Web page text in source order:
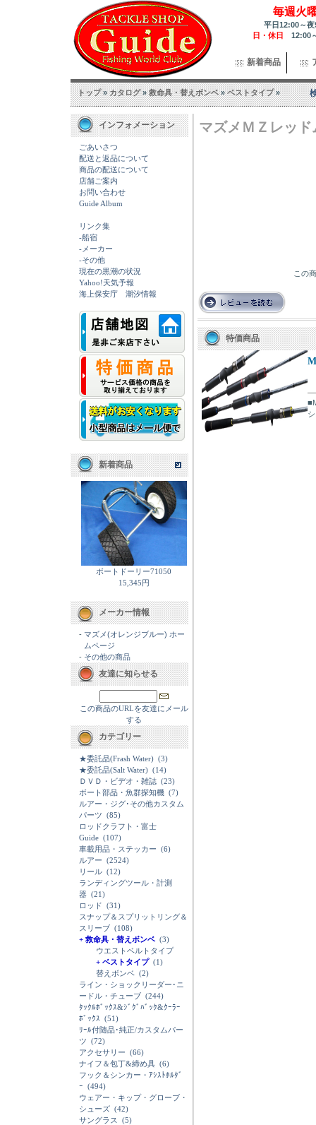
毎週火
平日12:00～
日・休日 12:00
新着商品
トップ»カタログ»救命具・替えボンベ»ベストタイプ»
インフォメーション
ごあいさつ
配送と返品について
商品の配送について
店舗ご案内
お問い合わせ
Guide Album
リンク集
-船宿
-メーカー
-その他
現在の黒潮の状況
Yahoo!天気予報
海上保安庁 潮汐情報
新着商品
ボートドーリー71050
15,345円
メーカー情報
- マズメ(オレンジブルー) ホー
ムページ
- その他の商品
友達に知らせる
この商品のURLを友達にメール
する
カテゴリー
★委託品(Frash Water) (3)
★委託品(Salt Water) (14)
ＤＶＤ・ビデオ・雑誌 (23)
ボート部品・魚群探知機 (7)
ルアー・ジグ･その他カスタム
パーツ (85)
ロッドクラフト・富士
Guide (107)
車載用品・ステッカー (6)
ルアー (2524)
リール (12)
ランディングツール・計測
器 (21)
ロッド (31)
スナップ＆スプリットリング＆
スリーブ (108)
+ 救命具・替えボンベ (3)
ウエストベルトタイプ
+ ベストタイプ(1)
替えボンベ (2)
ライン・ショックリーダー･ニ
ードル・チューブ (244)
ﾀｯｸﾙﾎﾞｯｸｽ&ｼﾞｸﾞﾊﾞｯｸ&ｸｰﾗｰ
ﾎﾞｯｸｽ (51)
ﾘｰﾙ付随品･純正/カスタムパー
ツ (72)
アクセサリー (66)
ナイフ＆包丁&締め具 (6)
フック＆シンカー・ｱｼｽﾄﾎﾙﾀﾞ
ｰ (494)
ウェアー・キップ・グローブ・
シューズ (42)
サングラス
(5)
マズメＭＺレッ
この
特価商品